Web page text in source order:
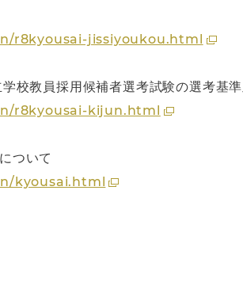
r8kyousai-jissiyoukou.html
校教員採用候補者選考試験の選考基
r8kyousai-kijun.html
ついて
kyousai.html